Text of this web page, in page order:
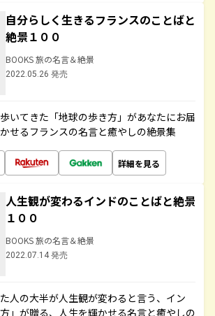
自分らしく生きるフランスのことばと
絶景１００
BOOKS 旅の名言＆絶景
2022.05.26 発売
いてきた「地球の歩き方」があなたにお届
せるフランスの名言と癒やしの絶景集
詳細を見る
人生観が変わるインドのことばと絶景
１００
BOOKS 旅の名言＆絶景
2022.07.14 発売
人の大半が人生観が変わると言う、イン
」が贈る、人生を輝かせる名言と癒やしの